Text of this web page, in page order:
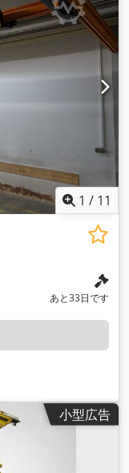
1 / 11
あと33日です
小型広告